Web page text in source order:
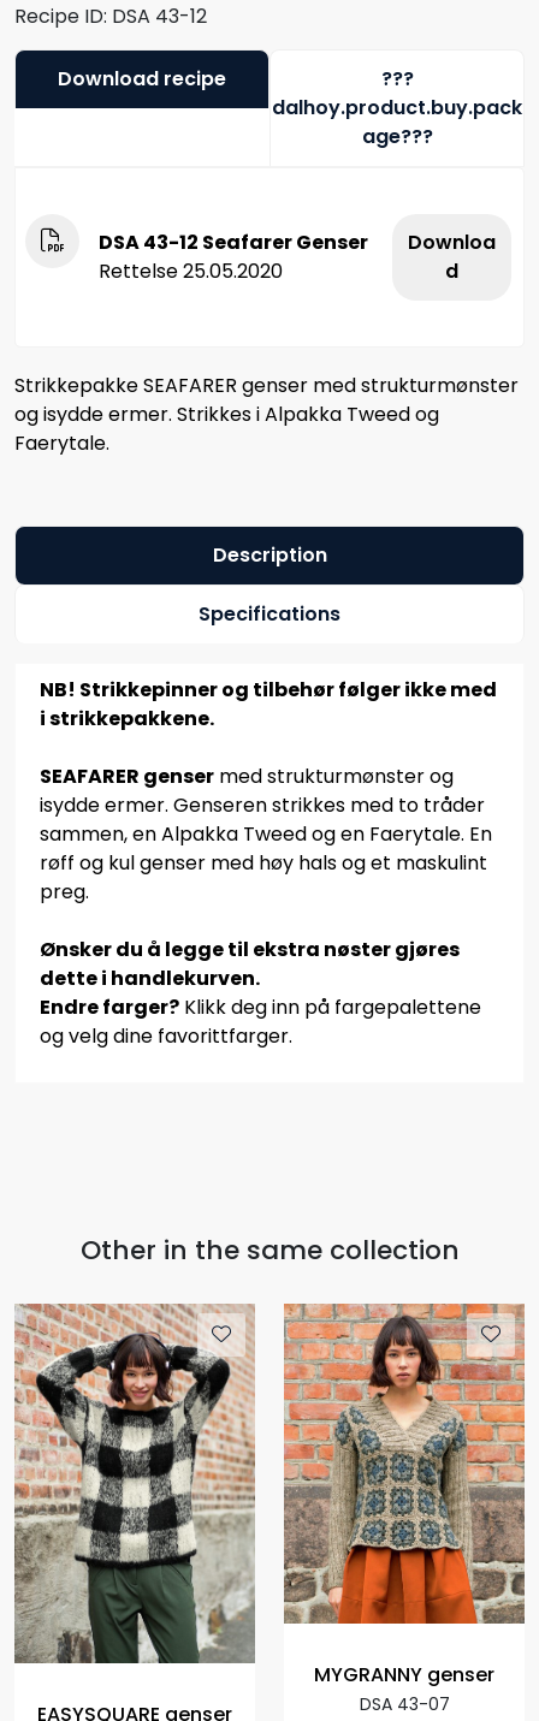
Recipe ID: DSA 43-12
Download recipe
???
dalhoy.product.buy.pack
age???
DSA 43-12 Seafarer Genser
Rettelse 25.05.2020
Downloa
d
Strikkepakke SEAFARER genser med strukturmønster
og isydde ermer. Strikkes i Alpakka Tweed og
Faerytale.
Description
Specifications
NB! Strikkepinner og tilbehør følger ikke med
i strikkepakkene.
SEAFARER genser med strukturmønster og
isydde ermer. Genseren strikkes med to tråder
sammen, en Alpakka Tweed og en Faerytale. En
røff og kul genser med høy hals og et maskulint
preg.
Ønsker du å legge til ekstra nøster gjøres
dette i handlekurven.
Endre farger? Klikk deg inn på fargepalettene
og velg dine favorittfarger.
Other in the same collection
EASYSQUARE genser
MYGRANNY genser
DSA 43-07